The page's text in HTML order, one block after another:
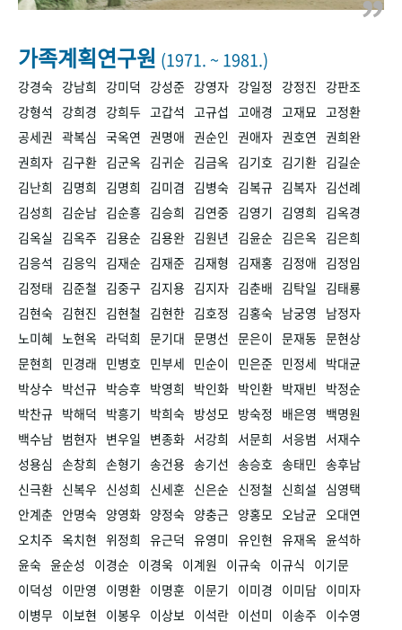
+1
VR 역사관
가족계획연구원 (1971. ~ 1981.)
강경숙 강남희 강미덕 강성준 강영자 강일정 강정진
강판조
강형석
강희경 강희두 고갑석 고규섭 고애경 고재묘 고정환
공세권 곽복심 국옥연 권명애 권순인 권애자 권호연 권희완
권희자 김구환 김군옥 김귀순 김금옥 김기호 김기환 김길순
김난희
김명희 김명희 김미겸 김병숙 김복규 김복자 김선례
김성희
김순남 김순흥 김승희 김연중 김영기 김영희
김옥경
김옥실
김옥주 김용순 김용완 김원년 김윤순 김은옥 김은희
김응석
김응익 김재순 김재준 김재형 김재홍 김정애 김정임
김정태 김준철 김중구 김지용 김지자 김춘배 김탁일
김태룡
김현숙 김현진 김현철 김현한 김호정 김홍숙 남궁영
남정자
노미혜 노현옥 라덕희 문기대 문명선 문은이 문재동 문현상
문현희
민경래 민병호 민부세 민순이 민은준 민정세 박대균
박상수 박선규 박승후 박영희 박인화 박인환 박재빈
박정순
박찬규 박해덕 박흥기 박희숙 방성모 방숙정 배은영
백명원
백수남 범현자 변우일 변종화 서강희 서문희 서응범
서재수
성용심 손창희 손형기 송건용 송기선 송승호 송태민 송후남
신극환 신복우 신성희 신세훈 신은순 신정철 신희설
심영택
안계춘 안명숙 양영화 양정숙 양충근 양홍모 오남균 오대연
오치주 옥치현 위정희 유근덕 유영미 유인현 유재옥 윤석하
윤숙 윤순성 이경순 이경욱 이계원 이규숙 이규식
이기문
이덕성
이만영 이명환 이명훈 이문기 이미경 이미담 이미자
이병무 이보현 이봉우 이상보 이석란 이선미 이송주 이수영